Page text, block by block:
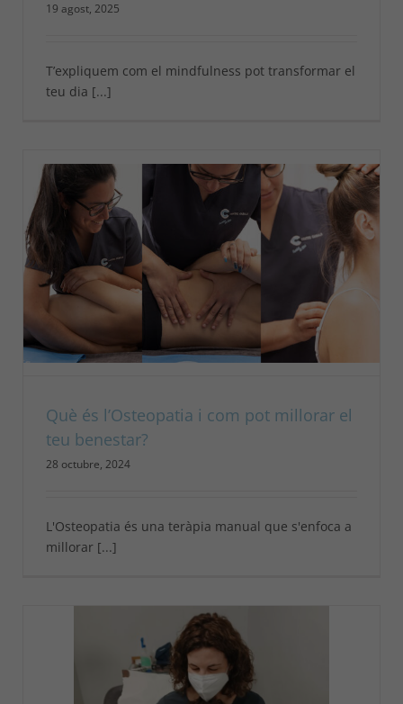
19 agost, 2025
T’expliquem com el mindfulness pot transformar el
teu dia [...]
Què és l’Osteopatia i com pot millorar el
teu benestar?
28 octubre, 2024
L'Osteopatia és una teràpia manual que s'enfoca a
millorar [...]